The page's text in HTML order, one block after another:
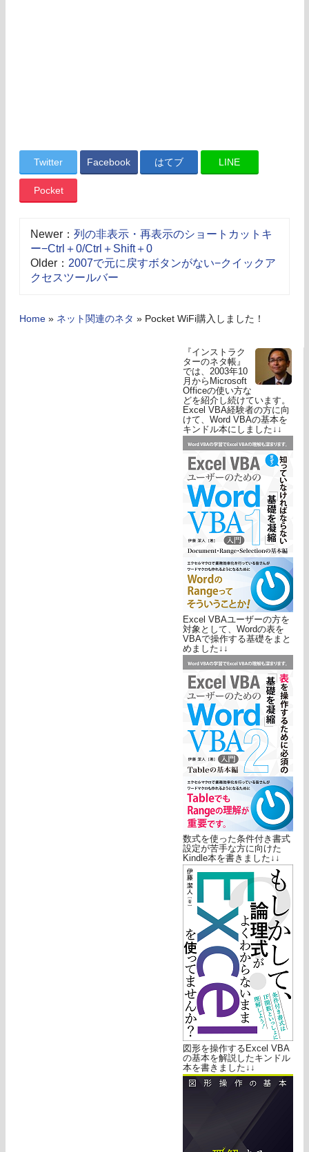
Twitter Facebook はてブ LINE
Pocket
Newer： 列の非表示・再表示のショートカットキ
ー−Ctrl＋0/Ctrl＋Shift＋0
Older： 2007で元に戻すボタンがない−クイックア
クセスツールバー
Home » ネット関連のネタ » Pocket WiFi購入しました！
『インストラク
ターのネタ帳』
では、2003年10
月からMicrosoft
Officeの使い方な
どを紹介し続けています。
Excel VBA経験者の方に向
けて、Word VBAの基本を
キンドル本にしました↓↓
Excel VBAユーザーの方を
対象として、Wordの表を
VBAで操作する基礎をまと
めました↓↓
数式を使った条件付き書式
設定が苦手な方に向けた
Kindle本を書きました↓↓
図形を操作するExcel VBA
の基本を解説したキンドル
本を書きました↓↓